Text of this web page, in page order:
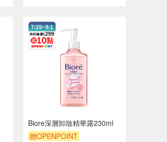
Biore深層卸妝精華露230ml
贈OPENPOINT